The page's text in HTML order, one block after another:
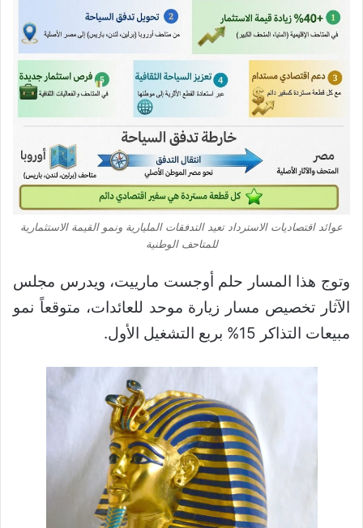
عوائد اقتصاديات الاسترداد تعيد التدفقات المليارية ونمو القيمة الاستثمارية
للمتاحف الوطنية
وتوج هذا المسار حلم أوجست مارييت، ويدرس مجلس
الآثار تخصيص مسار زيارة موحد للعائدات، متوقعاً نمو
مبيعات التذاكر 15% بربع التشغيل الأول.